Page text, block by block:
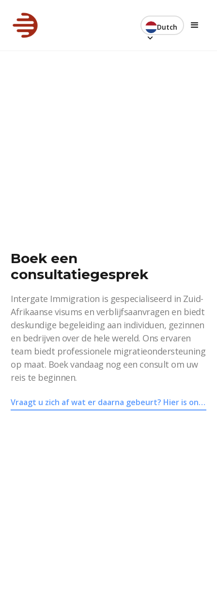
Dutch
Boek een
consultatiegesprek
Intergate Immigration is gespecialiseerd in Zuid-
Afrikaanse visums en verblijfsaanvragen en biedt
deskundige begeleiding aan individuen, gezinnen
en bedrijven over de hele wereld. Ons ervaren
team biedt professionele migratieondersteuning
op maat. Boek vandaag nog een consult om uw
reis te beginnen.
Vraagt u zich af wat er daarna gebeurt? Hier is ons proces